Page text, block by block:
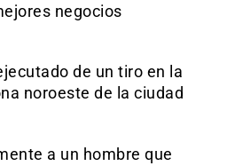
negocios
de un tiro en la
noroeste de la ciudad
a un hombre que